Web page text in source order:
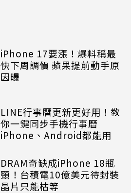
iPhone 17要漲！爆料稱最
快下周調價 蘋果提前動手原
因曝
LINE行事曆更新更好用！教
你一鍵同步手機行事曆
iPhone、Android都能用
DRAM奇缺成iPhone 18瓶
頸！台積電10億美元待封裝
晶片只能枯等